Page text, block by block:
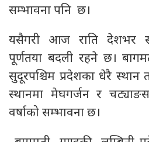
सम्भावना पनि छ।
यसैगरी आज राति देशभर
पूर्णतया बदली रहने छ।
सुदूरपश्चिम प्रदेशका धेरै स्थान
स्थानमा मेघगर्जन र
वर्षाको सम्भावना छ।